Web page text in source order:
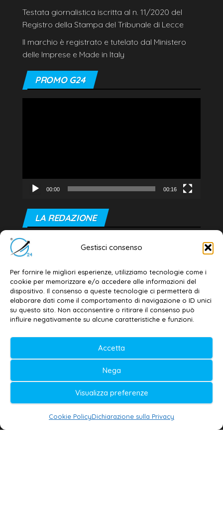
Gestisci consenso
Per fornire le migliori esperienze, utilizziamo tecnologie come i
cookie per memorizzare e/o accedere alle informazioni del
dispositivo. Il consenso a queste tecnologie ci permetterà di
elaborare dati come il comportamento di navigazione o ID unici
su questo sito. Non acconsentire o ritirare il consenso può
influire negativamente su alcune caratteristiche e funzioni.
Accetta
Nega
Visualizza preferenze
Cookie PolicyDichiarazione sulla Privacy
Testata giornalistica iscritta al n. 11/2020 del
Registro della Stampa del Tribunale di Lecce
Il marchio è registrato e tutelato dal Ministero
delle Imprese e Made in Italy
PROMO G24
00:00 00:16
LA REDAZIONE
Editore e direttore responsabile:
Dott. Daniele G. Masciullo
Email: redazione@galatina24.it
Contatti –Disclaimer
Privacy policy –Cookie policy
Testata iscritta al n. 11/2020 Registro della
Stampa Tribunale di Lecce
Editore e direttore responsabile:
Daniele G. Masciullo